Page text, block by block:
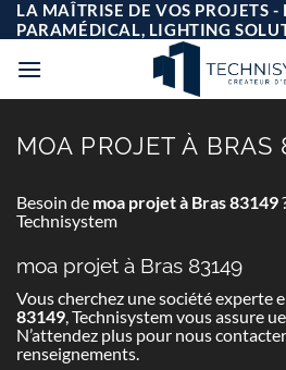
Passer
au
contenu
LA MAÎTRISE DE VOS PROJETS
PARAMÉDICAL, LIGHTING
MOA PROJET À BRAS
Besoin de moa projet à Bras 83149
Technisystem
moa projet à Bras 83149
Vous cherchez une société experte
83149, Technisystem vous assure
N’attendez plus pour nous
renseignements.